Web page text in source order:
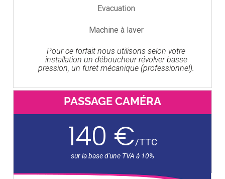
Evacuation
Machine à laver
Pour ce forfait nous utilisons selon votre
installation un déboucheur révolver basse
pression, un furet mécanique (professionnel).
PASSAGE CAMÉRA
140 €/TTC